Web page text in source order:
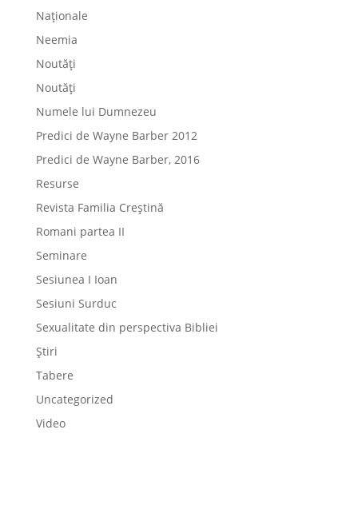
Naționale
Neemia
Noutăți
Noutăți
Numele lui Dumnezeu
Predici de Wayne Barber 2012
Predici de Wayne Barber, 2016
Resurse
Revista Familia Creștină
Romani partea II
Seminare
Sesiunea I Ioan
Sesiuni Surduc
Sexualitate din perspectiva Bibliei
Știri
Tabere
Uncategorized
Video